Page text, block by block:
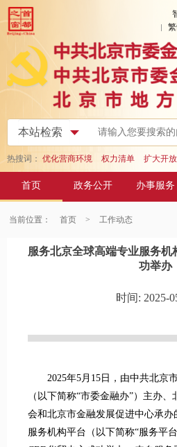
热搜词： 优化营商环境 权力清单 扩大开放
首页 政务公开 办事服务
当前位置： 首页 > 工作动态
服务北京全球高端专业服务
功举办
时间: 2025-
2025年5月15日，由中共北京
（以下简称“市委金融办”）主办
会和北京市金融发展促进中心承
服务机构平台（以下简称“服务平